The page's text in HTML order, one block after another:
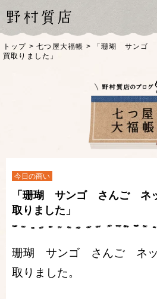
トップ >七つ屋大福帳 >
「珊瑚 サン
買取りました」
今日の商い
「珊瑚 サンゴ さんご
取りました」
珊瑚 サンゴ さんご ネ
取りました。